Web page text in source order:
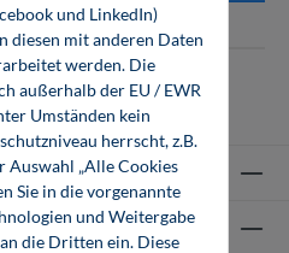
und LinkedIn)
diesen mit anderen Daten
werden. Die
außerhalb der EU / EWR
Umständen kein
herrscht, z.B.
Auswahl „Alle Cookies
Sie in die vorgenannte
und Weitergabe
die Dritten ein. Diese